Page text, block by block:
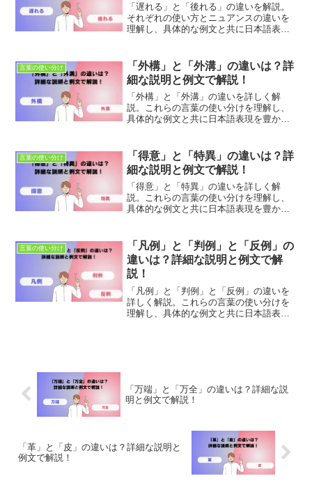
「遅れる」と「後れる」の違いを解説。
それぞれの使い方とニュアンスの違いを
理解し、具体的な例文と共に日本語表現
目指します。
言葉の使い分け
「外構」と「外溝」の違いは？詳
細な説明と例文で解説！
「外構」と「外溝」の違いを詳しく解
説。これらの言葉の使い分けを理解し、
具体的な例文と共に日本語表現を豊かに
ンを目指します。
言葉の使い分け
「得意」と「特異」の違いは？詳
細な説明と例文で解説！
「得意」と「特異」の違いを詳しく解
説。これらの言葉の使い分けを理解し、
具体的な例文と共に日本語表現を豊かに
ンを目指します。
言葉の使い分け
「凡例」と「判例」と「反例」の
違いは？詳細な説明と例文で解
説！
「凡例」と「判例」と「反例」の違いを
詳しく解説。これらの言葉の使い分けを
理解し、具体的な例文と共に日本語表現
「万端」と「万全」の違いは？詳細な説
明と例文で解説！
「革」と「皮」の違いは？詳細な説明と
例文で解説！